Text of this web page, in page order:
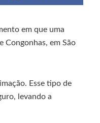
em que uma
Congonhas, em São
Esse tipo de
levando a